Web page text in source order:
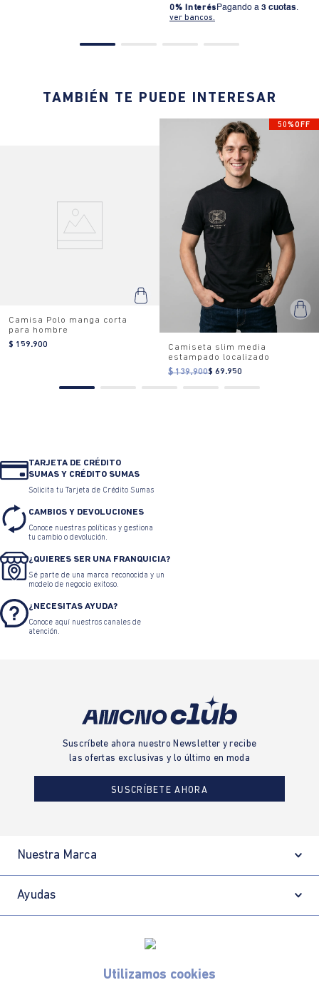
Utilizamos cookies
0% Interés Pagando a 3 cuotas.
ver bancos.
TAMBIÉN TE PUEDE INTERESAR
Camisa Polo manga corta
para hombre
$ 159.900
50%OFF
Camiseta slim media
estampado localizado
$ 139.900$ 69.950
TARJETA DE CRÉDITO
SUMAS Y CRÉDITO SUMAS
Solicita tu Tarjeta de Crédito Sumas
CAMBIOS Y DEVOLUCIONES
Conoce nuestras políticas y gestiona
tu cambio o devolución.
¿QUIERES SER UNA FRANQUICIA?
Sé parte de una marca reconocida y un
modelo de negocio exitoso.
¿NECESITAS AYUDA?
Conoce aquí nuestros canales de
atención.
Suscríbete ahora nuestro Newsletter y recibe
las ofertas exclusivas y lo último en moda
SUSCRÍBETE AHORA
Nuestra Marca
Ayudas